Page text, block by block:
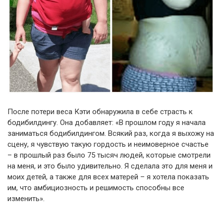
После потери веса Кэти обнаружила в себе страсть к
бодибилдингу. Она добавляет: «В прошлом году я начала
заниматься бодибилдингом. Всякий раз, когда я выхожу на
сцену, я чувствую такую гордость и неимоверное счастье
– в прошлый раз было 75 тысяч людей, которые смотрели
на меня, и это было удивительно. Я сделала это для меня и
моих детей, а также для всех матерей – я хотела показать
им, что амбициозность и решимость способны все
изменить».